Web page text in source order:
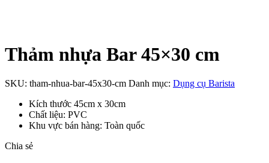
Thảm nhựa Bar 45×30 cm
SKU: tham-nhua-bar-45x30-cm Danh mục: Dụng cụ Barista
Kích thước 45cm x 30cm
Chất liệu: PVC
Khu vực bán hàng: Toàn quốc
Chia sẻ